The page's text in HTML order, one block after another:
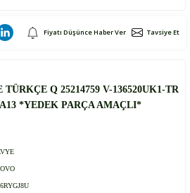
Fiyatı Düşünce Haber Ver Tavsiye Et
Q 25214759 V-136520UK1-TR
*YEDEK PARÇA AMAÇLI*